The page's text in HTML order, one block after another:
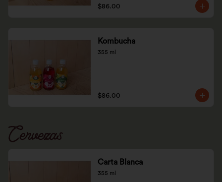
$86.00
Kombucha
355 ml
$86.00
Cervezas
Carta Blanca
355 ml